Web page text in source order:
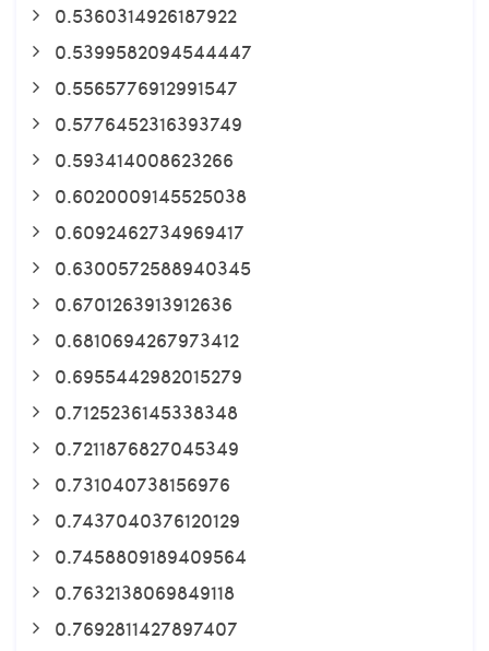
0.5360314926187922
0.5399582094544447
0.5565776912991547
0.5776452316393749
0.593414008623266
0.6020009145525038
0.6092462734969417
0.6300572588940345
0.6701263913912636
0.6810694267973412
0.6955442982015279
0.7125236145338348
0.7211876827045349
0.731040738156976
0.7437040376120129
0.7458809189409564
0.7632138069849118
0.7692811427897407